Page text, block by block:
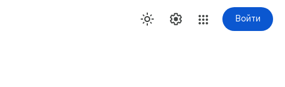
Войти